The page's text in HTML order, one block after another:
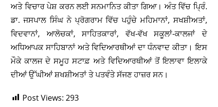
ਅਤੇ ਵਿਚਾਰ ਪੇਸ਼ ਕਰਨ ਲਈ ਸਨਮਾਨਿਤ ਕੀਤਾ ਗਿਆ। ਅੰਤ ਵਿੱਚ ਪ੍ਰਿੰ.
ਡਾ. ਜਸਪਾਲ ਸਿੰਘ ਨੇ ਪ੍ਰੋਗਰਾਮ ਵਿੱਚ ਪਹੁੰਚੇ ਮਹਿਮਾਨਾਂ, ਸਖਸ਼ੀਅਤਾਂ,
ਵਿਦਵਾਨਾਂ, ਆਲੋਚਕਾਂ, ਸਾਹਿਤਕਾਰਾਂ, ਵੱਖ-ਵੱਖ ਸਕੂਲਾਂ-ਕਾਲਜਾਂ ਦੇ
ਅਧਿਆਪਕ ਸਾਹਿਬਾਨਾਂ ਅਤੇ ਵਿਦਿਆਰਥੀਆਂ ਦਾ ਧੰਨਵਾਦ ਕੀਤਾ। ਇਸ
ਮੌਕੇ ਕਾਲਜ ਦੇ ਸਮੂਹ ਸਟਾਫ਼ ਅਤੇ ਵਿਦਿਆਰਥੀਆਂ ਤੋਂ ਇਲਾਵਾ ਇਲਾਕੇ
ਦੀਆਂ ਉੱਘੀਆਂ ਸ਼ਖਸ਼ੀਅਤਾਂ ਤੇ ਪਤਵੰਤੇ ਸੱਜਣ ਹਾਜ਼ਰ ਸਨ।
Post Views: 293